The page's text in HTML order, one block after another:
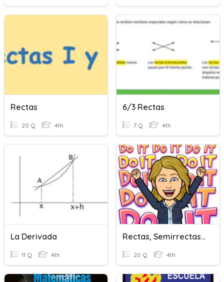
Rectas
20 Q 4th
6/3 Rectas
7 Q 4th
La Derivada
11 Q 4th
Rectas, Semirrectas Y Segmentos
20 Q 4th